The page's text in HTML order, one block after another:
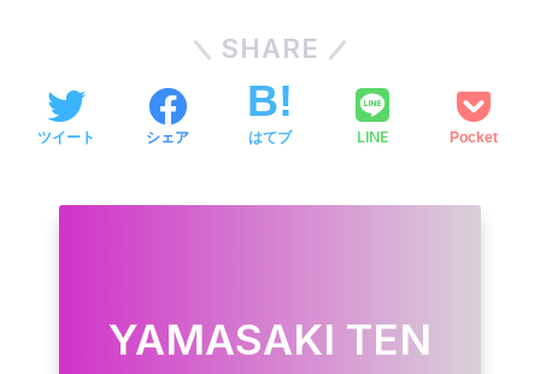
SHARE
ツイート シェア はてブ LINE Pocket
YAMASAKI TEN